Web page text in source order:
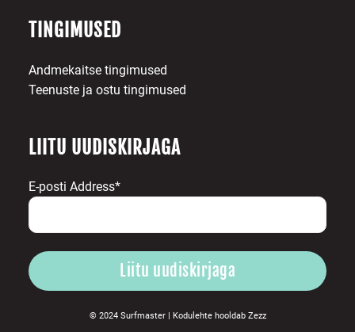
TINGIMUSED
Andmekaitse tingimused
Teenuste ja ostu tingimused
LIITU UUDISKIRJAGA
E-posti Address*
© 2024 Surfmaster | Kodulehte hooldab Zezz